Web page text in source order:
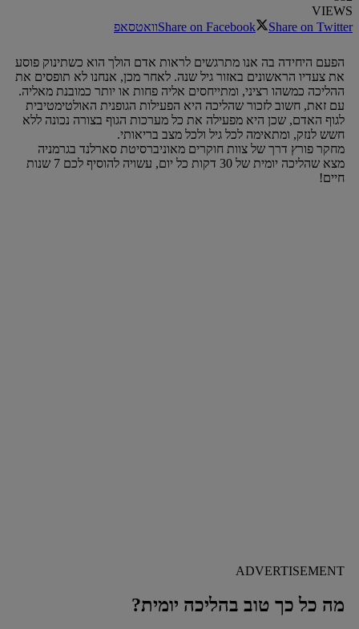
VIEWS
Share on Facebook
Share on Twitter וואטסאפ
הפעם היחידה בה אנו מתרגשים לראות אדם הולך הוא כשתינוק פוסע
את צעדיו הראשונים באזור גיל שנה. לאחר מכן, אנחנו לא תופסים את
ההליכה כמשהו רציני, ומתייחסים אליה פחות או יותר כמובנת מאליה.
עם זאת, חשוב לזכור שהליכה היא הפעילות הגופנית האולטימטיבית
לגוף האדם, שכן היא מפעילה את כל מערכות הגוף בצורה נכונה ללא
חשש לנזק, ומתאימה לכל גיל ולכל מצב בריאותי.
מחקר פורץ דרך של צוות חוקרים מאוניברסיטת סארלנד בגרמניה
מצא שהליכה יומית של 30 דקות כל יום, עשויה להוסיף לכם 7 שנות
חיים!
ADVERTISEMENT
מה כל כך טוב בהליכה יומית?